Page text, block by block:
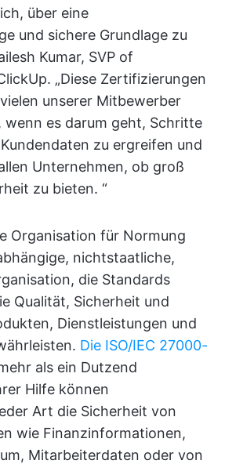
über eine
und sichere Grundlage zu
Kumar, SVP of
„Diese Zertifizierungen
unserer Mitbewerber
wenn es darum geht, Schritte
zu ergreifen und
Unternehmen, ob groß
zu bieten. “
Organisation für Normung
nichtstaatliche,
die Standards
Qualität, Sicherheit und
Dienstleistungen und
Die ISO/IEC 27000-
als ein Dutzend
Hilfe können
Art die Sicherheit von
wie Finanzinformationen,
Mitarbeiterdaten oder von